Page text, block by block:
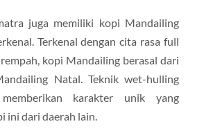
juga memiliki kopi Mandailing
Terkenal dengan cita rasa full
kopi Mandailing berasal dari
Natal. Teknik wet-hulling
karakter unik yang
ini dari daerah lain.